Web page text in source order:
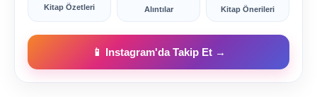
Kitap Özetleri Alıntılar Kitap Önerileri
📱 Instagram'da Takip Et →